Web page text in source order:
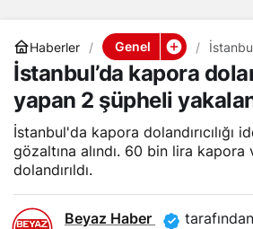
Haberler Genel
şüpheli
İstanbul’da kapora
yapan 2 şüpheli
İstanbul'da kapora dolandırıcılığı
gözaltına alındı. 60 bin lira kapora
dolandırıldı.
Beyaz Haber